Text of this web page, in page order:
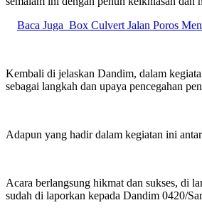
Baca Juga Box Culvert Jalan Poros
Kembali di jelaskan Dandim, dalam
sebagai langkah dan upaya pencegahan
Adapun yang hadir dalam kegiatan ini
Acara berlangsung hikmat dan sukses, di
sudah di laporkan kepada Dandim 0420/